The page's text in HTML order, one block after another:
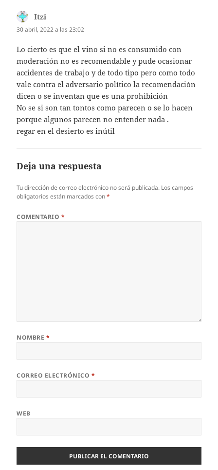
Itzi
30 abril, 2022 a las 23:02
Lo cierto es que el vino si no es consumido con
moderación no es recomendable y pude ocasionar
accidentes de trabajo y de todo tipo pero como todo
vale contra el adversario político la recomendación
dicen o se inventan que es una prohibición
No se si son tan tontos como parecen o se lo hacen
porque algunos parecen no entender nada .
regar en el desierto es inútil
Deja una respuesta
Tu dirección de correo electrónico no será publicada. Los campos
obligatorios están marcados con*
COMENTARIO *
NOMBRE *
CORREO ELECTRÓNICO *
WEB